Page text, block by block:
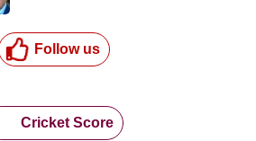
Follow us
Cricket Score